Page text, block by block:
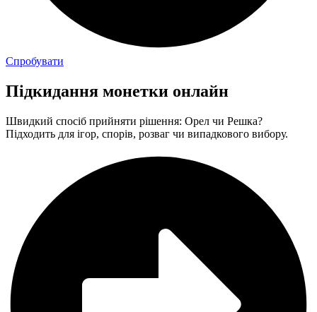
Спробувати
Підкидання монетки онлайн
Швидкий спосіб прийняти рішення: Орел чи Решка?
Підходить для ігор, спорів, розваг чи випадкового вибору.